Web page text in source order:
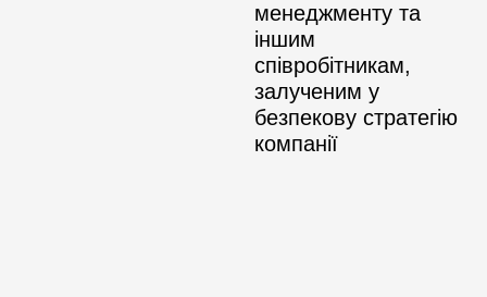
менеджменту та
іншим
співробітникам,
залученим у
безпекову стратегію
компанії